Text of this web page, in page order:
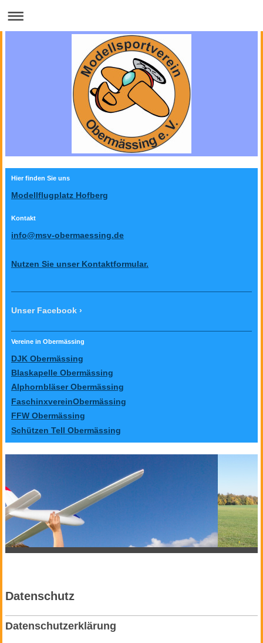
Hier finden Sie uns
Modellflugplatz Hofberg
Kontakt
info@msv-obermaessing.de
Nutzen Sie unser Kontaktformular.
Unser Facebook
Vereine in Obermässing
DJK Obermässing
Blaskapelle Obermässing
Alphornbläser Obermässing
FaschinxvereinObermässing
FFW Obermässing
Schützen Tell Obermässing
Datenschutz
Datenschutzerklärung